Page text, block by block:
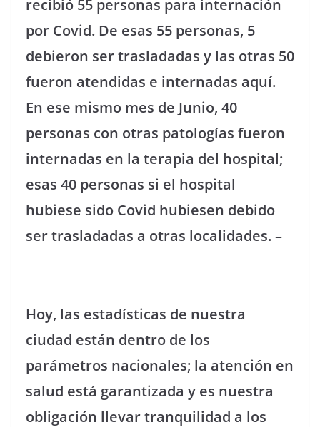
recibió 55 personas para internación
por Covid. De esas 55 personas, 5
debieron ser trasladadas y las otras 50
fueron atendidas e internadas aquí.
En ese mismo mes de Junio, 40
personas con otras patologías fueron
internadas en la terapia del hospital;
esas 40 personas si el hospital
hubiese sido Covid hubiesen debido
ser trasladadas a otras localidades. –
Hoy, las estadísticas de nuestra
ciudad están dentro de los
parámetros nacionales; la atención en
salud está garantizada y es nuestra
obligación llevar tranquilidad a los